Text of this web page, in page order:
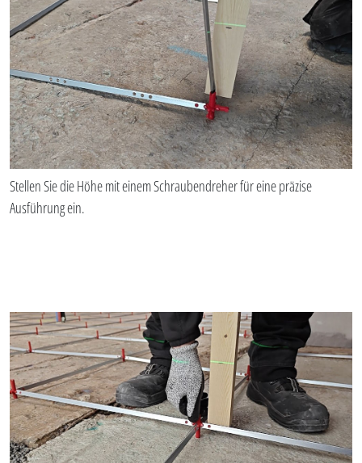
Stellen Sie die Höhe mit einem Schraubendreher für eine präzise
Ausführung ein.